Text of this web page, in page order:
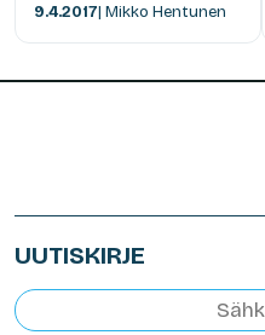
9.4.2017| Mikko Hentunen
UUTISKIRJE